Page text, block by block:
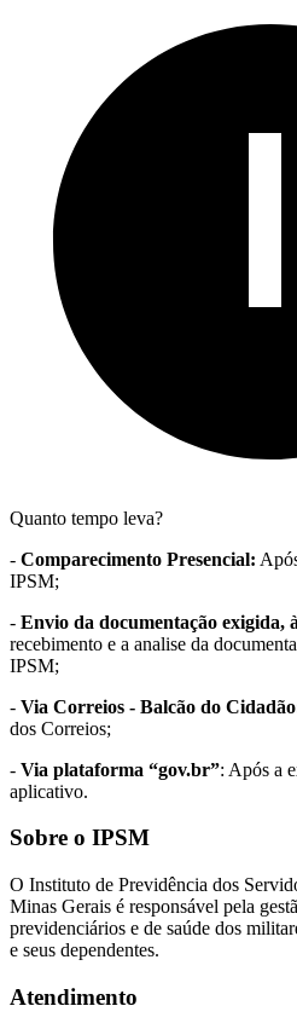
Quanto tempo leva?
- Comparecimento Presencial:
IPSM;
- Envio da documentação exigida,
recebimento e a analise da
IPSM;
- Via Correios - Balcão do
dos Correios;
- Via plataforma “gov.br”: Após a
aplicativo.
Sobre o IPSM
O Instituto de Previdência dos
Minas Gerais é responsável pela
previdenciários e de saúde dos
e seus dependentes.
Atendimento